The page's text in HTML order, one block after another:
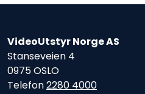
VideoUtstyr Norge AS
Stanseveien 4
0975 OSLO
Telefon2280 4000